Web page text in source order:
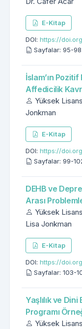
E-Kitap
DOI: https://
Sayfalar: 95-98
İslam’ın
Affedicilik
Yüksek
Jonkman
E-Kitap
DOI: https://
Sayfalar: 99-
DEHB ve
Arası
Yüksek
Lisa Jonkman
E-Kitap
DOI: https://
Sayfalar: 103-
Yaşlılık ve
Programı
Yüksek